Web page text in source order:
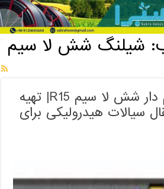
شش لا سیم
شیلنگ شش لا سیم
شیلنگ های سیم دار شش لا سیم R15| تهیه
سیالات هیدرولیکی برای